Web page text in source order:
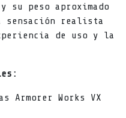
y su peso aproximado
sensación realista
de uso y la
Armorer Works VX